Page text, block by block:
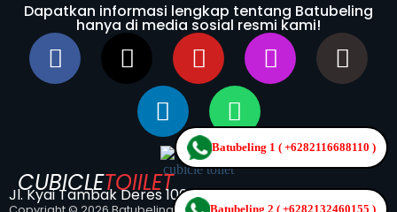
Dapatkan informasi lengkap tentang Batubeling
hanya di media sosial resmi kami!
CUBICLETOIILET
Jl. Kyai Tambak Deres 100b Surabaya
Batubeling 1 ( +6282116688110 )
Batubeling 2 ( +6282132460155 )